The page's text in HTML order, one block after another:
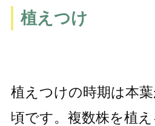
植えつけ
植えつけの時期は本
頃です。複数株を植